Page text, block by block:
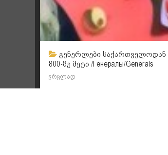
გენერლები საქართველოდან
800-ზე მეტი /Генералы/Generals
ვრცლად